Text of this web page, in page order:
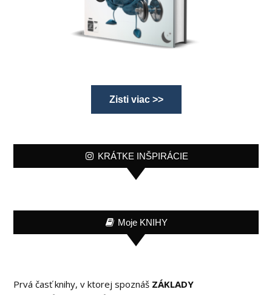
Zisti viac >>
KRÁTKE INŠPIRÁCIE
Moje KNIHY
Prvá časť knihy, v ktorej spoznáš ZÁKLADY